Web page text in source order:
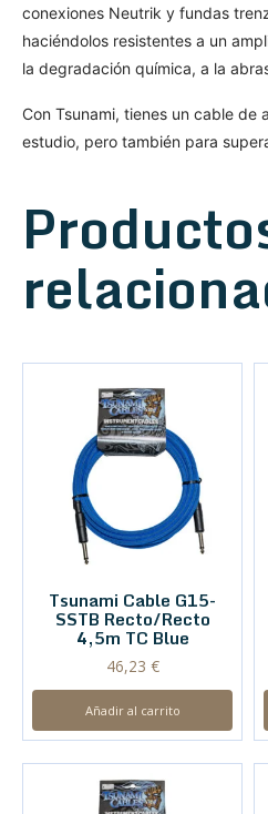
conexiones Neutrik y fundas
haciéndolos resistentes a un
la degradación química, a la
Con Tsunami, tienes un cable de
estudio, pero también para
Tsunami Cable G15-
SSTB Recto/Recto
4,5m TC Blue
46,23 €
Añadir al carrito